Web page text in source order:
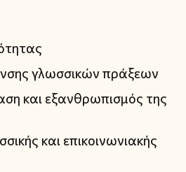
γλωσσικών πράξεων
και εξανθρωπισμός της
και επικοινωνιακής